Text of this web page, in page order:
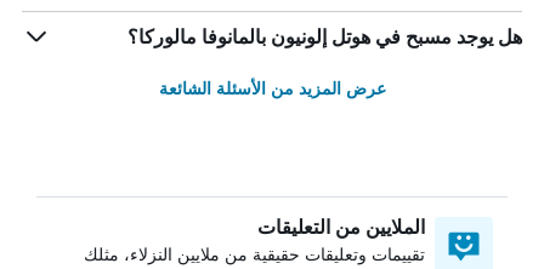
هل يوجد مسبح في هوتل إلونيون بالمانوفا مالوركا؟
عرض المزيد من الأسئلة الشائعة
الملايين من التعليقات
تقييمات وتعليقات حقيقية من ملايين النزلاء، مثلك